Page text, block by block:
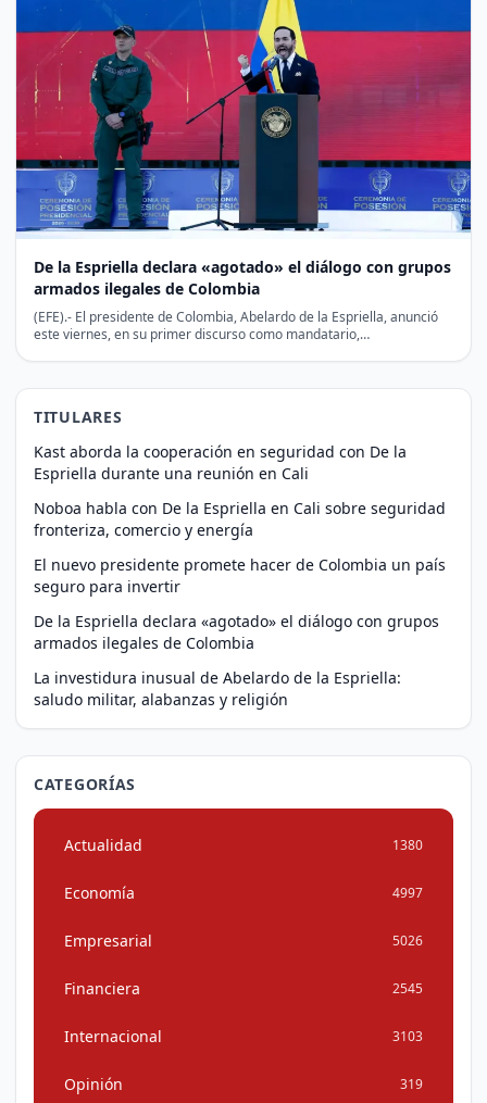
De la Espriella declara «agotado» el diálogo con grupos
armados ilegales de Colombia
(EFE).- El presidente de Colombia, Abelardo de la Espriella, anunció
este viernes, en su primer discurso como mandatario,…
TITULARES
Kast aborda la cooperación en seguridad con De la
Espriella durante una reunión en Cali
Noboa habla con De la Espriella en Cali sobre seguridad
fronteriza, comercio y energía
El nuevo presidente promete hacer de Colombia un país
seguro para invertir
De la Espriella declara «agotado» el diálogo con grupos
armados ilegales de Colombia
La investidura inusual de Abelardo de la Espriella:
saludo militar, alabanzas y religión
CATEGORÍAS
Actualidad 1380
Economía 4997
Empresarial 5026
Financiera 2545
Internacional 3103
Opinión 319